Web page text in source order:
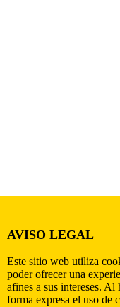
AVISO LEGAL
Este sitio web utiliza
poder ofrecer una
afines a sus intereses. Al
forma expresa el uso de